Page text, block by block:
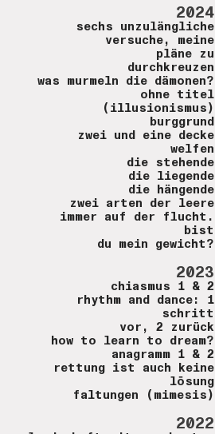
2024
sechs unzulängliche
versuche, meine
pläne zu
durchkreuzen
was murmeln die dämonen?
ohne titel
(illusionismus)
burggrund
zwei und eine decke
welfen
die stehende
die liegende
die hängende
zwei arten der leere
immer auf der flucht.
bist
du mein gewicht?
2023
chiasmus 1 & 2
rhythm and dance: 1
schritt
vor, 2 zurück
how to learn to dream?
anagramm 1 & 2
rettung ist auch keine
lösung
faltungen (mimesis)
2022